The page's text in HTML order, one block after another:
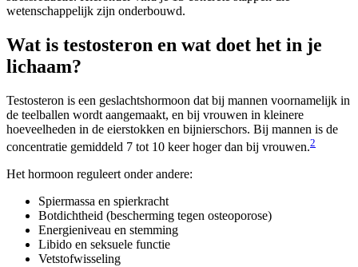
wetenschappelijk zijn onderbouwd.
Wat is testosteron en wat doet het in je
lichaam?
Testosteron is een geslachtshormoon dat bij mannen voornamelijk in
de teelballen wordt aangemaakt, en bij vrouwen in kleinere
hoeveelheden in de eierstokken en bijnierschors. Bij mannen is de
concentratie gemiddeld 7 tot 10 keer hoger dan bij vrouwen.2
Het hormoon reguleert onder andere:
Spiermassa en spierkracht
Botdichtheid (bescherming tegen osteoporose)
Energieniveau en stemming
Libido en seksuele functie
Vetstofwisseling